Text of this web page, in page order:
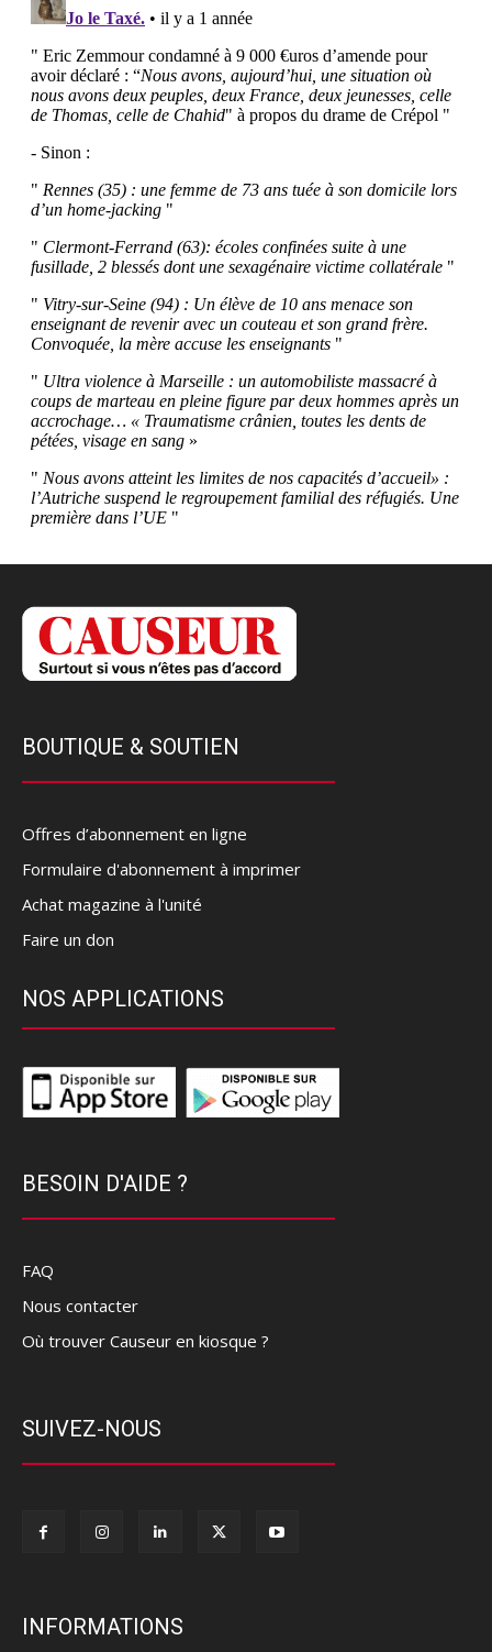
BOUTIQUE & SOUTIEN
Offres d’abonnement en ligne
Formulaire d'abonnement à imprimer
Achat magazine à l'unité
Faire un don
NOS APPLICATIONS
BESOIN D'AIDE ?
FAQ
Nous contacter
Où trouver Causeur en kiosque ?
SUIVEZ-NOUS
INFORMATIONS